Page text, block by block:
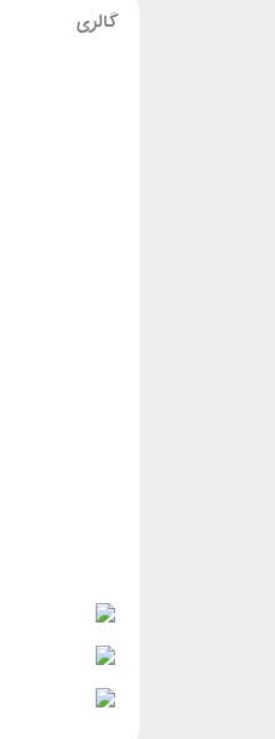
گالری